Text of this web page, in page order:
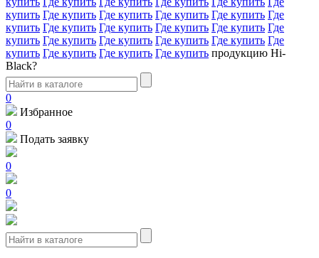
купить Где купить Где купить Где купить Где купить Где
купить Где купить Где купить Где купить Где купить Где
купить Где купить Где купить Где купить Где купить Где
купить Где купить Где купить Где купить продукцию Hi-
Black?
0
Избранное
0
Подать заявку
0
0